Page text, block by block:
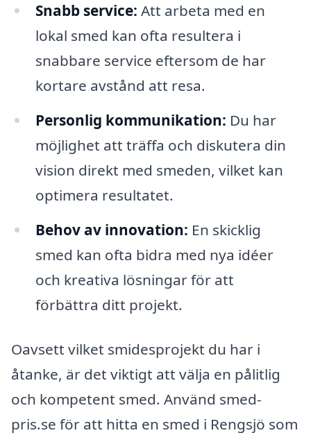
Snabb service: Att arbeta med en
lokal smed kan ofta resultera i
snabbare service eftersom de har
kortare avstånd att resa.
Personlig kommunikation: Du har
möjlighet att träffa och diskutera din
vision direkt med smeden, vilket kan
optimera resultatet.
Behov av innovation: En skicklig
smed kan ofta bidra med nya idéer
och kreativa lösningar för att
förbättra ditt projekt.
Oavsett vilket smidesprojekt du har i
åtanke, är det viktigt att välja en pålitlig
och kompetent smed. Använd smed-
pris.se för att hitta en smed i Rengsjö som